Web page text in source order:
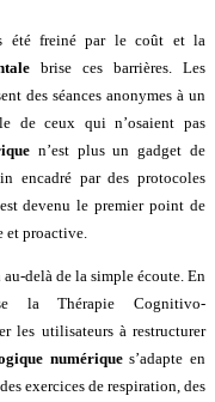
été freiné par le coût et la
brise ces barrières. Les
des séances anonymes à un
de ceux qui n’osaient pas
n’est plus un gadget de
encadré par des protocoles
devenu le premier point de
et proactive.
delà de la simple écoute. En
la Thérapie Cognitivo-
les utilisateurs à restructurer
numériques’adapte en
exercices de respiration, des